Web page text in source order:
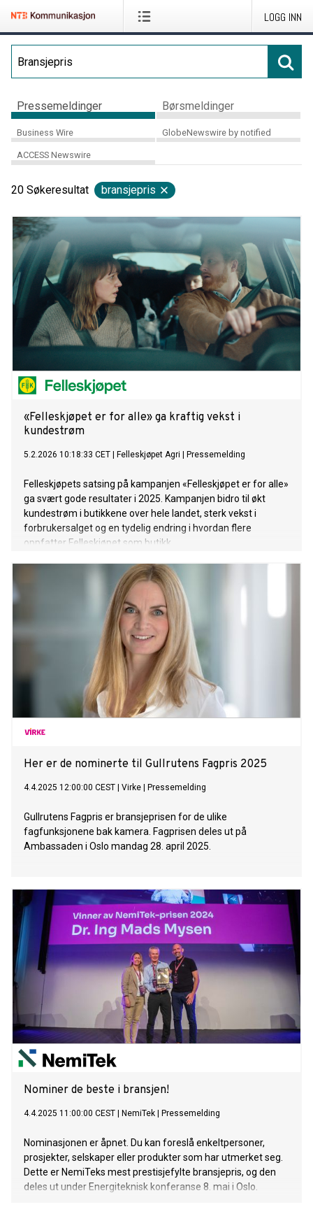
LOGG INN
Pressemeldinger Børsmeldinger
Business Wire GlobeNewswire by notified
ACCESS Newswire
20 Søkeresultat bransjepris
«Felleskjøpet er for alle» ga kraftig vekst i
kundestrøm
5.2.2026 10:18:33 CET Felleskjøpet Agri Pressemelding
Felleskjøpets satsing på kampanjen «Felleskjøpet er for alle»
ga svært gode resultater i 2025. Kampanjen bidro til økt
kundestrøm i butikkene over hele landet, sterk vekst i
forbrukersalget og en tydelig endring i hvordan flere
oppfatter Felleskjøpet som butikk.
Her er de nominerte til Gullrutens Fagpris 2025
4.4.2025 12:00:00 CEST Virke Pressemelding
Gullrutens Fagpris er bransjeprisen for de ulike
fagfunksjonene bak kamera. Fagprisen deles ut på
Ambassaden i Oslo mandag 28. april 2025.
Nominer de beste i bransjen!
4.4.2025 11:00:00 CEST NemiTek Pressemelding
Nominasjonen er åpnet. Du kan foreslå enkeltpersoner,
prosjekter, selskaper eller produkter som har utmerket seg.
Dette er NemiTeks mest prestisjefylte bransjepris, og den
deles ut under Energiteknisk konferanse 8. mai i Oslo.